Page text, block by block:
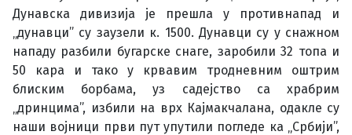
Дунавска дивизија је прешла у противнапад и
„дунавци” су заузели к. 1500. Дунавци су у снажном
нападу разбили бугарске снаге, заробили 32 топа и
50 кара и тако у крвавим тродневним оштрим
блиским борбама, уз садејство са храбрим
„дринцима”, избили на врх Кајмакчалана, одакле су
наши војници први пут упутили погледе ка „Србији”,